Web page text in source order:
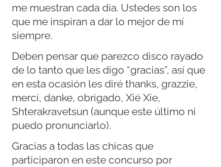
me muestran cada día. Ustedes son los
que me inspiran a dar lo mejor de mí
siempre.
Deben pensar que parezco disco rayado
de lo tanto que les digo “gracias”, así que
en esta ocasión les diré thanks, grazzie,
merci, danke, obrigado, Xié Xie,
Shterakravetsun (aunque este último ni
puedo pronunciarlo).
Gracias a todas las chicas que
participaron en este concurso por